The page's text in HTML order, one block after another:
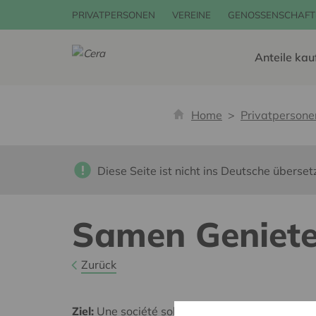
PRIVATPERSONEN VEREINE
Anteile
Home
Diese Seite ist nicht ins Deutsche
Samen
Zurück
Ziel: Une société solidaire et respectueuse,